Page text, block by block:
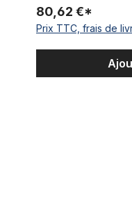
80,62 €*
Prix TTC, frais de